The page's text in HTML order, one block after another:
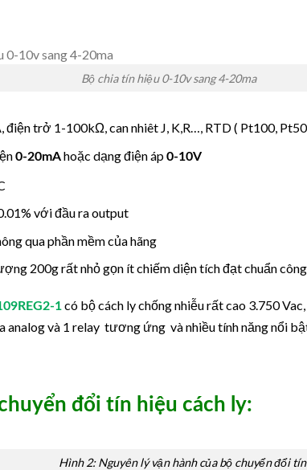
Bộ chia tín hiệu 0-10v sang 4-20ma
trở 1-100kΩ, can nhiêt J, K,R…, RTD ( Pt100,
0-20mAhoặc dạng điện áp0-10V
với đầu ra output
qua phần mềm của hãng
200g rất nhỏ gọn ít chiếm diện tích đạt chuẩn
1có bộ cách ly chống nhiễu rất cao 3.750
analog và 1 relay tương ứng và nhiều tính năng nổi
đổi tín hiệu cách ly:
2: Nguyên lý vận hành của bộ chuyển đổi tín